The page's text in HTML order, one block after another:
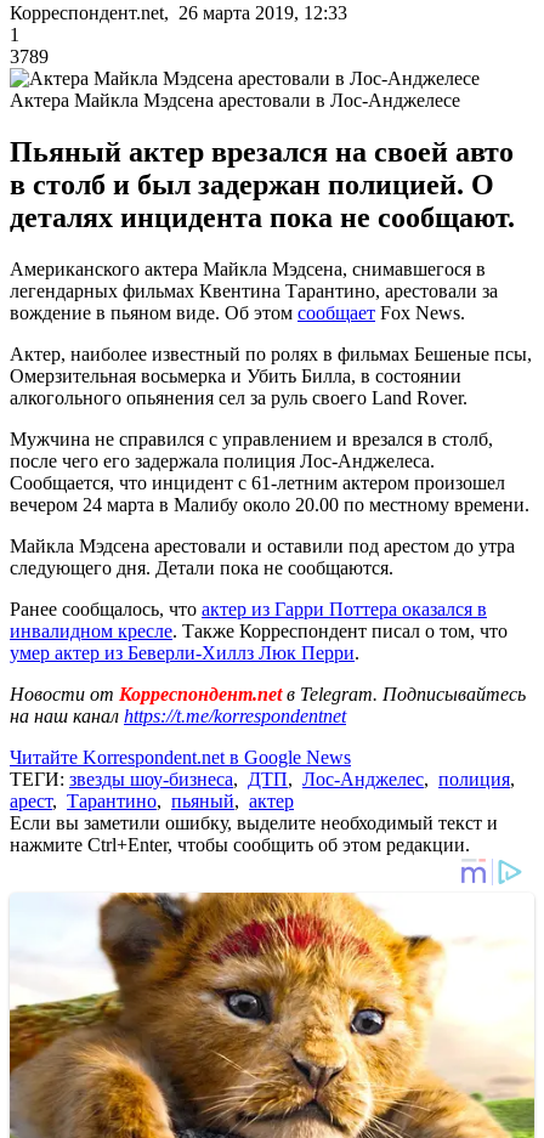
Корреспондент.net, 26 марта 2019, 12:33
1
3789
Актера Майкла Мэдсена арестовали в Лос-Анджелесе
Пьяный актер врезался на своей авто
в столб и был задержан полицией. О
деталях инцидента пока не сообщают.
Американского актера Майкла Мэдсена, снимавшегося в
легендарных фильмах Квентина Тарантино, арестовали за
вождение в пьяном виде. Об этом сообщает Fox News.
Актер, наиболее известный по ролях в фильмах Бешеные псы,
Омерзительная восьмерка и Убить Билла, в состоянии
алкогольного опьянения сел за руль своего Land Rover.
Мужчина не справился с управлением и врезался в столб,
после чего его задержала полиция Лос-Анджелеса.
Сообщается, что инцидент с 61-летним актером произошел
вечером 24 марта в Малибу около 20.00 по местному времени.
Майкла Мэдсена арестовали и оставили под арестом до утра
следующего дня. Детали пока не сообщаются.
Ранее сообщалось, что актер из Гарри Поттера оказался в
инвалидном кресле. Также Корреспондент писал о том, что
умер актер из Беверли-Хиллз Люк Перри.
Новости от Корреспондент.netв Telegram. Подписывайтесь
на наш канал https://t.me/korrespondentnet
Читайте Korrespondent.net в Google News
ТЕГИ: звезды шоу-бизнеса, ДТП, Лос-Анджелес, полиция,
арест, Тарантино, пьяный, актер
Если вы заметили ошибку, выделите необходимый текст и
нажмите Ctrl+Enter, чтобы сообщить об этом редакции.